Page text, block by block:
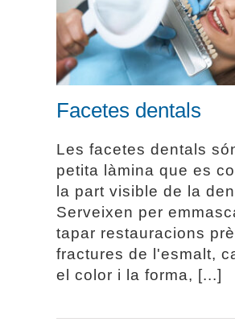
Facetes
Facetes dentals
Les facetes dentals
petita làmina que es
la part visible de la
Serveixen per
tapar restauracions
fractures de l'esmalt,
el color i la forma, [...]